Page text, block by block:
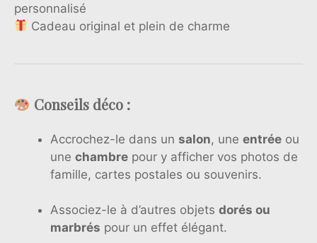
personnalisé
Cadeau original et plein de charme
Conseils déco :
Accrochez-le dans un salon, une entrée ou
une chambre pour y afficher vos photos de
famille, cartes postales ou souvenirs.
Associez-le à d’autres objets dorés ou
marbrés pour un effet élégant.